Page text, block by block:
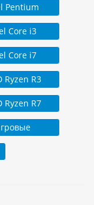
Pentium
Core i3
Core i7
Ryzen R3
Ryzen R7